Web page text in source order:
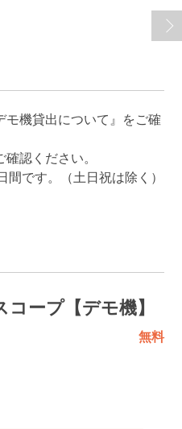
モ機貸出について』
をご確
認ください。
です。（土日祝は除く）
ープ【デモ機】
無料